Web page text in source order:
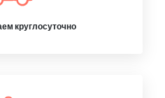
круглосуточно